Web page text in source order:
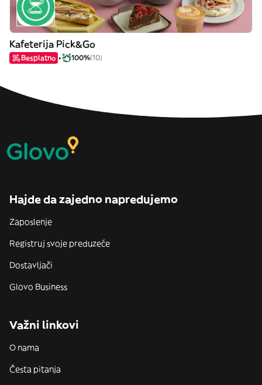
Kafeterija Pick&Go
Besplatno 100%(10)
Hajde da zajedno napredujemo
Zaposlenje
Registruj svoje preduzeće
Dostavljači
Glovo Business
Važni linkovi
O nama
Česta pitanja